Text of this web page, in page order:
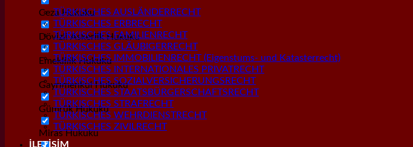
Ceza Hukuku
Dövizli Askerlik Hukuku
Emeklilik Hukuku
Gayrımenkul Hukuku
Gümrük Hukuku
Miras Hukuku
TÜRKISCHES AUSLÄNDERRECHT
TÜRKISCHES ERBRECHT
TÜRKISCHES FAMILIENRECHT
TÜRKISCHES GLÄUBIGERRECHT
TÜRKISCHES IMMOBILIENRECHT (Eigenstums- und Katasterrecht)
TÜRKISCHES INTERNATIONALES PRIVATRECHT
TÜRKISCHES SOZIALVERSICHERUNGSRECHT
TÜRKISCHES STAATSBÜRGERSCHAFTSRECHT
TÜRKISCHES STRAFRECHT
TÜRKISCHES WEHRDIENSTRECHT
TÜRKISCHES ZIVILRECHT
İLETİŞİM